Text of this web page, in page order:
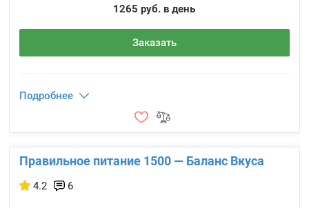
1265 руб. в день
Заказать
Подробнее
Правильное питание 1500 — Баланс Вкуса
4.2 6